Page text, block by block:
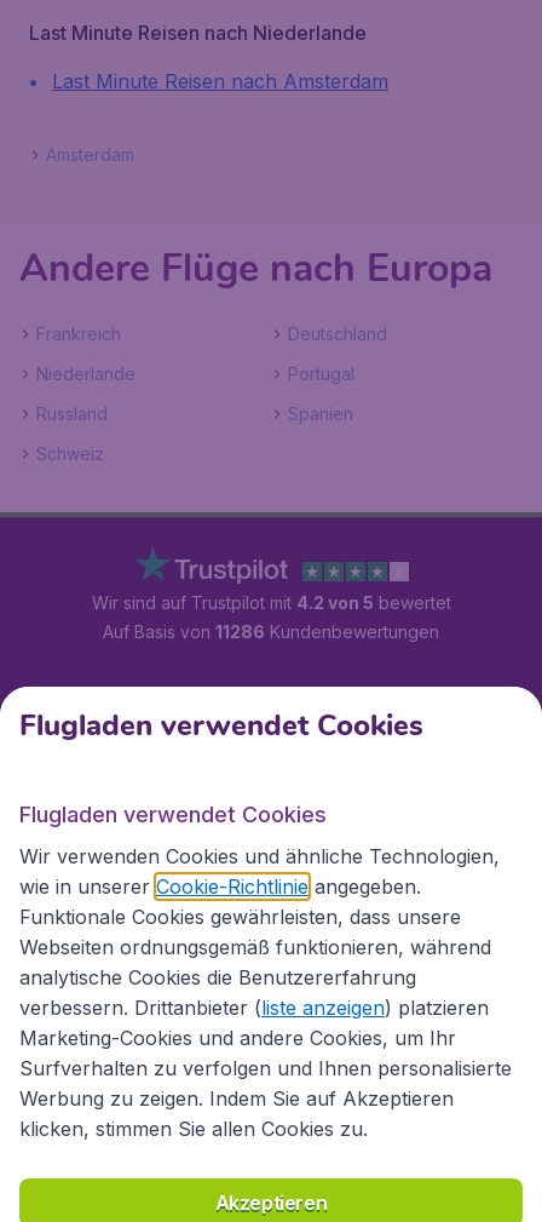
Last Minute Reisen nach Niederlande
Last Minute Reisen nach Amsterdam
Amsterdam
Andere Flüge nach Europa
Frankreich
Deutschland
Niederlande
Portugal
Russland
Spanien
Schweiz
Wir sind auf Trustpilot mit 4.2 von 5 bewertet
Auf Basis von 11286 Kundenbewertungen
Kundenservice
Flugladen.at
Internationale Webseiten
Richtlinien und Bedingungen
Haftungsausschluss
Flugladen verwendet Cookies
Flugladen verwendet Cookies
Wir verwenden Cookies und ähnliche Technologien,
wie in unserer Cookie-Richtlinie angegeben.
Funktionale Cookies gewährleisten, dass unsere
Webseiten ordnungsgemäß funktionieren, während
analytische Cookies die Benutzererfahrung
verbessern. Drittanbieter (liste anzeigen) platzieren
Marketing-Cookies und andere Cookies, um Ihr
Surfverhalten zu verfolgen und Ihnen personalisierte
Werbung zu zeigen. Indem Sie auf Akzeptieren
klicken, stimmen Sie allen Cookies zu.
Akzeptieren